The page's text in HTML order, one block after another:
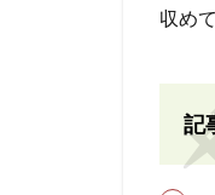
収め
記